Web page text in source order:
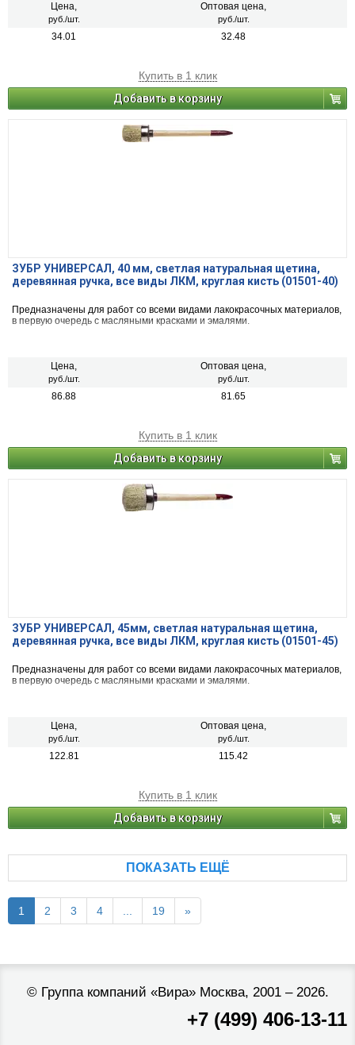
Цена,
руб./шт.
Оптовая цена,
руб./шт.
34.01 32.48
Купить в 1 клик
Добавить в корзину
ЗУБР УНИВЕРСАЛ, 40 мм, светлая натуральная щетина,
деревянная ручка, все виды ЛКМ, круглая кисть (01501-40)
Предназначены для работ со всеми видами лакокрасочных материалов,
в первую очередь с масляными красками и эмалями.
Цена,
руб./шт.
Оптовая цена,
руб./шт.
86.88 81.65
Купить в 1 клик
Добавить в корзину
ЗУБР УНИВЕРСАЛ, 45мм, светлая натуральная щетина,
деревянная ручка, все виды ЛКМ, круглая кисть (01501-45)
Предназначены для работ со всеми видами лакокрасочных материалов,
в первую очередь с масляными красками и эмалями.
Цена,
руб./шт.
Оптовая цена,
руб./шт.
122.81 115.42
Купить в 1 клик
Добавить в корзину
ПОКАЗАТЬ ЕЩЁ
1 2 3 4 ... 19 »
© Группа компаний «Вира»Москва, 2001 – 2026.
+7 (499) 406-13-11